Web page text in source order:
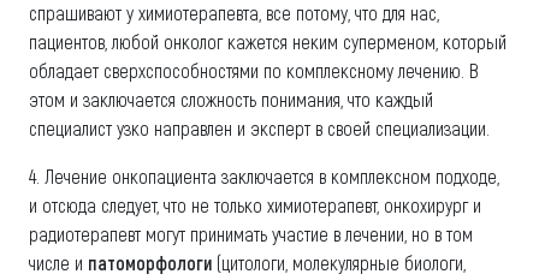
спрашивают у химиотерапевта, все потому, что для нас,
пациентов, любой онколог кажется неким суперменом, который
обладает сверхспособностями по комплексному лечению. В
этом и заключается сложность понимания, что каждый
специалист узко направлен и эксперт в своей специализации.
4. Лечение онкопациента заключается в комплексном подходе,
и отсюда следует, что не только химиотерапевт, онкохирург и
радиотерапевт могут принимать участие в лечении, но в том
числе и патоморфологи (цитологи, молекулярные биологи,